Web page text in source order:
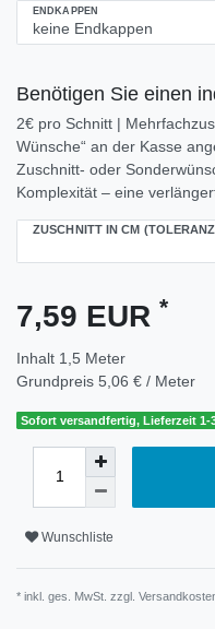
ENDKAPPEN
Benötigen Sie einen
2€ pro Schnitt |
Wünsche“ an der Kasse
Zuschnitt- oder
Komplexität – eine
ZUSCHNITT IN CM
7,59 EUR *
Inhalt 1,5 Meter
Grundpreis 5,06 € / Meter
Sofort versandfertig, Lieferzeit 1-
Wunschliste
* inkl. ges. MwSt. zzgl.